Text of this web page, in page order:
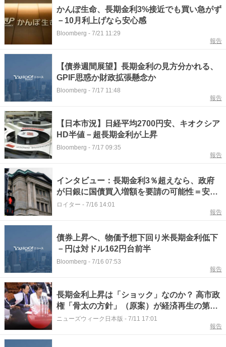
かんぽ生命、長期金利3%接近でも買い急がず
－10月利上げなら安心感
Bloomberg - 7/21 11:29
報告
【債券週間展望】長期金利の見方分かれる、
GPIF思惑か財政拡張懸念か
Bloomberg - 7/17 11:48
報告
【日本市況】日経平均2700円安、キオクシア
HD半値－超長期金利が上昇
Bloomberg - 7/17 09:35
報告
インタビュー：長期金利3％超えなら、政府
が日銀に国債買入増額を要請の可能性＝安達
元日銀委員
ロイター - 7/16 14:01
報告
債券上昇へ、物価予想下回り米長期金利低下
－円は対ドル162円台前半
Bloomberg - 7/16 07:53
報告
長期金利上昇は「ショック」なのか？ 高市政
権「骨太の方針」（原案）が経済再生の第一
歩になる理由
ニューズウィーク日本版 - 7/11 17:01
報告